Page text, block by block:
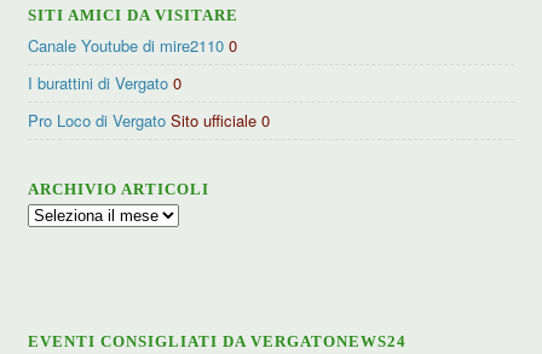
SITI AMICI DA VISITARE
Canale Youtube di mire2110 0
I burattini di Vergato 0
Pro Loco di Vergato Sito ufficiale 0
ARCHIVIO ARTICOLI
Archivio
EVENTI CONSIGLIATI DA VERGATONEWS24